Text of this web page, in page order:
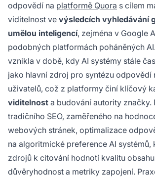
webových stránek, optimalizace na
upřednostňuje kvalitu odpovědí,
důvěryhodnosti a metriky
systémy
hodnotí při výběru zdrojů k
Tato praxe uznává, že Quora je č. 1
zdrojem v Google AI Overviews,
klíčový kanál pro AI viditelnost a
autority značky.
odpovědí na platformě Quora s cílem
viditelnost ve výsledcích vyhledávání
umělou inteligencí, zejména v Google
podobných platformách poháněných
vznikla v době, kdy AI systémy stále
jako hlavní zdroj pro syntézu odpovědí
uživatelů, což z platformy činí klíčový
viditelnost a budování autority značky.
tradičního SEO, zaměřeného na
webových stránek, optimalizace
na algoritmické preference AI systémů,
zdrojů k citování hodnotí kvalitu
důvěryhodnost a metriky zapojení.